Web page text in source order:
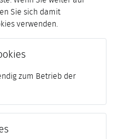
Sie sich damit
verwenden.
zum Betrieb der